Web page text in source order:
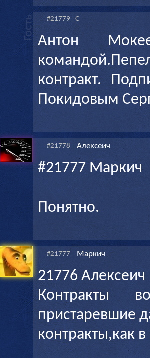
#21779 С
Антон
контракт.
Покидовым
#21778 Алексеич
#21777 Маркич
Понятно.
#21777 Маркич
21776 Алексеич
Контракты
пристаревшие
контракты,как